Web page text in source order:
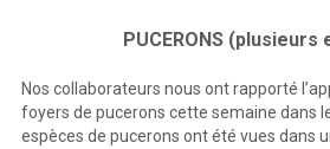
PUCERONS (plusieurs
Nos collaborateurs nous ont rapporté
foyers de pucerons cette semaine dans
espèces de pucerons ont été vues dans